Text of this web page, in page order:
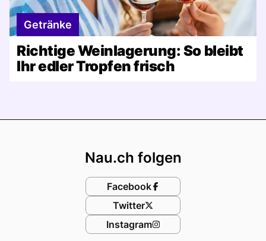
Getränke
Richtige Weinlagerung: So bleibt
Ihr edler Tropfen frisch
Nau.ch folgen
Facebook
Twitter
Instagram